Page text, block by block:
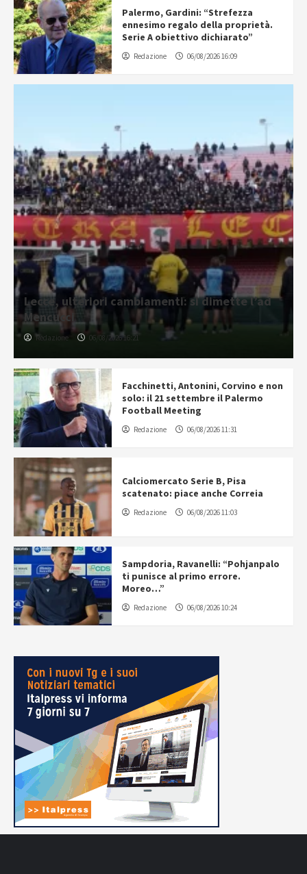
Palermo, Gardini: “Strefezza
ennesimo regalo della proprietà.
Serie A obiettivo dichiarato”
Redazione 06/08/2026 16:09
Lecce, ulteriori cambiamenti: si dimette l’ad
Mencucci
Redazione 06/08/2026 16:21
Facchinetti, Antonini, Corvino e non
solo: il 21 settembre il Palermo
Football Meeting
Redazione 06/08/2026 11:31
Calciomercato Serie B, Pisa
scatenato: piace anche Correia
Redazione 06/08/2026 11:03
Sampdoria, Ravanelli: “Pohjanpalo
ti punisce al primo errore.
Moreo…”
Redazione 06/08/2026 10:24